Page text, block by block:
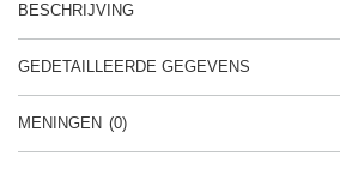
BESCHRIJVING
GEDETAILLEERDE GEGEVENS
MENINGEN (0)